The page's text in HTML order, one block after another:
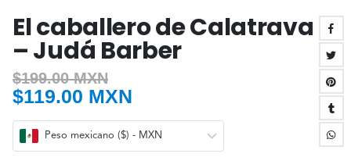
El caballero de Calatrava
– Judá Barber
$199.00 MXN
$119.00 MXN
Peso mexicano ($) - MXN